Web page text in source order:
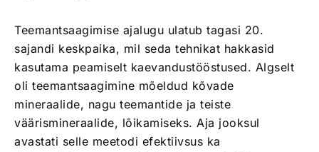
Teemantsaagimise ajalugu ulatub tagasi 20.
sajandi keskpaika, mil seda tehnikat hakkasid
kasutama peamiselt kaevandustööstused. Algselt
oli teemantsaagimine mõeldud kõvade
mineraalide, nagu teemantide ja teiste
väärismineraalide, lõikamiseks. Aja jooksul
avastati selle meetodi efektiivsus ka